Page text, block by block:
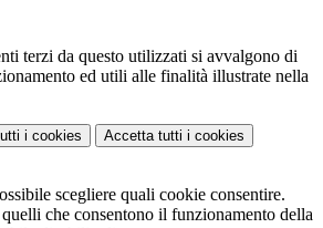
terzi da questo utilizzati si avvalgono di
ed utili alle finalità illustrate nella
i cookies Accetta tutti i cookies
scegliere quali cookie consentire.
che consentono il funzionamento della